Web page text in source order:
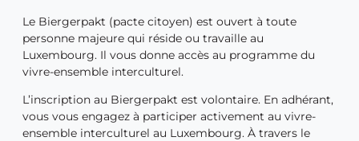
Le Biergerpakt (pacte citoyen) est ouvert à toute
personne majeure qui réside ou travaille au
Luxembourg. Il vous donne accès au programme du
vivre-ensemble interculturel.
L’inscription au Biergerpakt est volontaire. En adhérant,
vous vous engagez à participer activement au vivre-
ensemble interculturel au Luxembourg. À travers le